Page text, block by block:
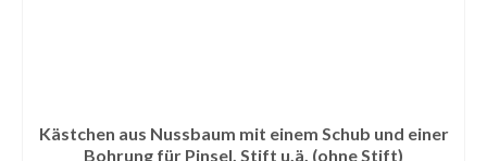
Kästchen aus Nussbaum mit einem Schub und einer
Bohrung für Pinsel, Stift u.ä. (ohne Stift)